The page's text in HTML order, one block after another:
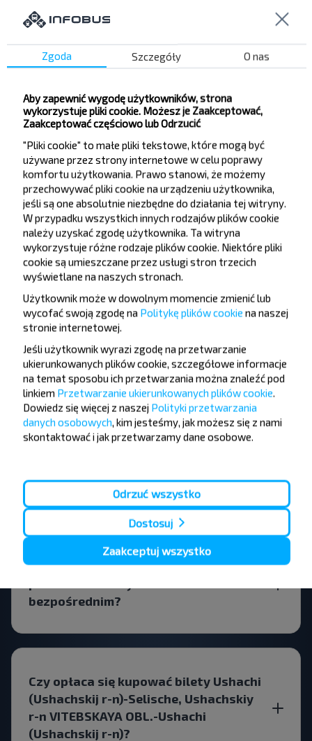
taniej?
ofert od serwisu INFOBUS. Zapisz się do
newslettera i podróżuj z nami jeszcze taniej!
Zapisz się
FAQ
Jak zarezerwować bilety?
Czy są jakieś ograniczenia dotyczące
podróży?
r-n VITEBSKAYA OBL.?
Czy taniej jest podróżować z
bezpośrednim?
Czy opłaca się kupować bilety Ushachi
(Ushachskij r-n)-Selische, Ushachskiy
r-n VITEBSKAYA OBL.-Ushachi
(Ushachskij r-n)?
Zgoda Szczegóły O nas
Aby zapewnić wygodę użytkowników, strona
wykorzystuje pliki cookie. Możesz je Zaakceptować,
Zaakceptować częściowo lub Odrzucić
"Pliki cookie" to małe pliki tekstowe, które mogą być
używane przez strony internetowe w celu poprawy
komfortu użytkowania. Prawo stanowi, że możemy
przechowywać pliki cookie na urządzeniu użytkownika,
jeśli są one absolutnie niezbędne do działania tej witryny.
W przypadku wszystkich innych rodzajów plików cookie
należy uzyskać zgodę użytkownika. Ta witryna
wykorzystuje różne rodzaje plików cookie. Niektóre pliki
cookie są umieszczane przez usługi stron trzecich
wyświetlane na naszych stronach.
Użytkownik może w dowolnym momencie zmienić lub
wycofać swoją zgodę na Politykę plików cookie na naszej
stronie internetowej.
Jeśli użytkownik wyrazi zgodę na przetwarzanie
ukierunkowanych plików cookie, szczegółowe informacje
na temat sposobu ich przetwarzania można znaleźć pod
linkiem Przetwarzanie ukierunkowanych plików cookie.
Dowiedz się więcej z naszej Polityki przetwarzania
danych osobowych, kim jesteśmy, jak możesz się z nami
skontaktować i jak przetwarzamy dane osobowe.
Odrzuć wszystko
Dostosuj
Zaakceptuj wszystko